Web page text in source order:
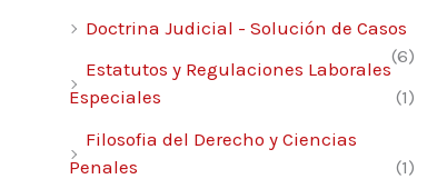
Doctrina Judicial - Solución de Casos
(6)
Estatutos y Regulaciones Laborales
Especiales
(1)
Filosofia del Derecho y Ciencias
Penales
(1)